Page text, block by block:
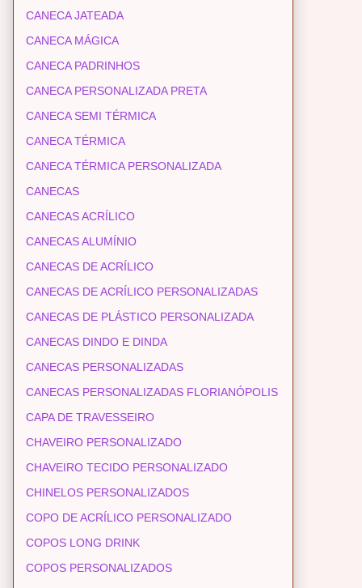
CANECA JATEADA
CANECA MÁGICA
CANECA PADRINHOS
CANECA PERSONALIZADA PRETA
CANECA SEMI TÉRMICA
CANECA TÉRMICA
CANECA TÉRMICA PERSONALIZADA
CANECAS
CANECAS ACRÍLICO
CANECAS ALUMÍNIO
CANECAS DE ACRÍLICO
CANECAS DE ACRÍLICO PERSONALIZADAS
CANECAS DE PLÁSTICO PERSONALIZADA
CANECAS DINDO E DINDA
CANECAS PERSONALIZADAS
CANECAS PERSONALIZADAS FLORIANÓPOLIS
CAPA DE TRAVESSEIRO
CHAVEIRO PERSONALIZADO
CHAVEIRO TECIDO PERSONALIZADO
CHINELOS PERSONALIZADOS
COPO DE ACRÍLICO PERSONALIZADO
COPOS LONG DRINK
COPOS PERSONALIZADOS